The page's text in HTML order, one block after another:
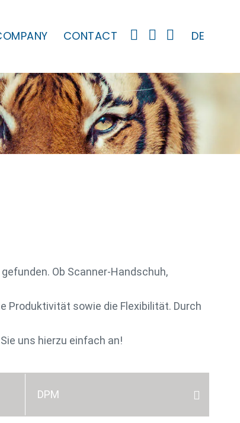
CONTACT DE
Ob Scanner-Handschuh,
Produktivität sowie die Flexibilität. Durch
uns hierzu einfach an!
DPM